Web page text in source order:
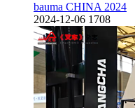
bauma CHINA 2024
2024-12-06 1708